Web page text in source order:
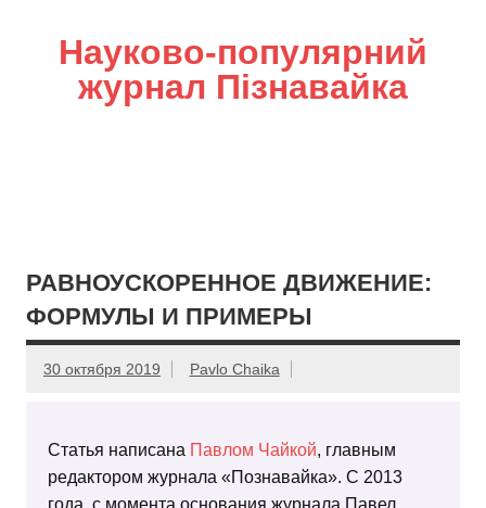
Науково-популярний
журнал Пізнавайка
РАВНОУСКОРЕННОЕ ДВИЖЕНИЕ:
ФОРМУЛЫ И ПРИМЕРЫ
30 октября 2019 Pavlo Chaika
Статья написана Павлом Чайкой, главным
редактором журнала «Познавайка». С 2013
года, с момента основания журнала Павел